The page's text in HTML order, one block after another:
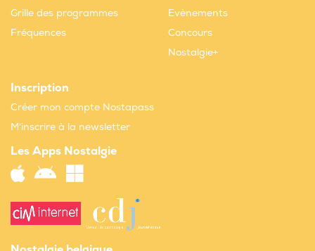
Grille des programmes
Fréquences
Evènements
Concours
Nostalgie+
Inscription
Créer mon compte Nostapass
M'inscrire à la newsletter
Les Apps Nostalgie